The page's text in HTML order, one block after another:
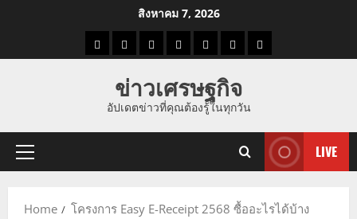
สิงหาคม 7, 2026
ราคาแนว
ราคา
ทอง
ข่าว
นี้
ข่าว
ดูด
ที่
ผู้ชาย
ข่าวเศรษฐกิจ
อัปเดตข่าวที่คุณต้องรู้ในทุกวัน
Primary
LIVE
Home โครงการ Easy E-Receipt 2568 ซื้ออะไรได้บ้าง